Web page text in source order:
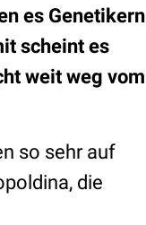
es Genetikern
scheint es
weit weg vom
so sehr auf
die